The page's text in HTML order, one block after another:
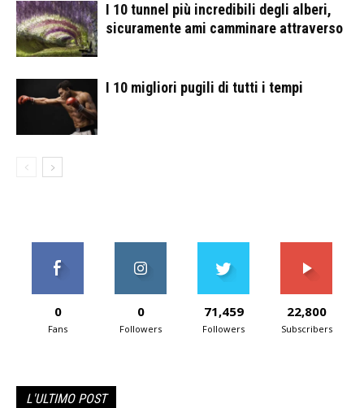
I 10 tunnel più incredibili degli alberi,
sicuramente ami camminare attraverso
I 10 migliori pugili di tutti i tempi
0
Fans
0
Followers
71,459
Followers
22,800
Subscribers
L'ULTIMO POST